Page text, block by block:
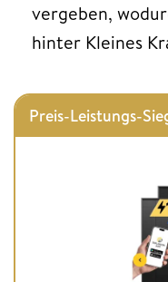
vergeben,
hinter Kleines
Preis-Leistungs-